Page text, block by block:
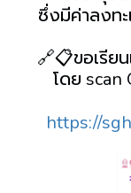
ซึ่งมีค่าลงท
🔗📋ขอเรีย
โดย scan
https://